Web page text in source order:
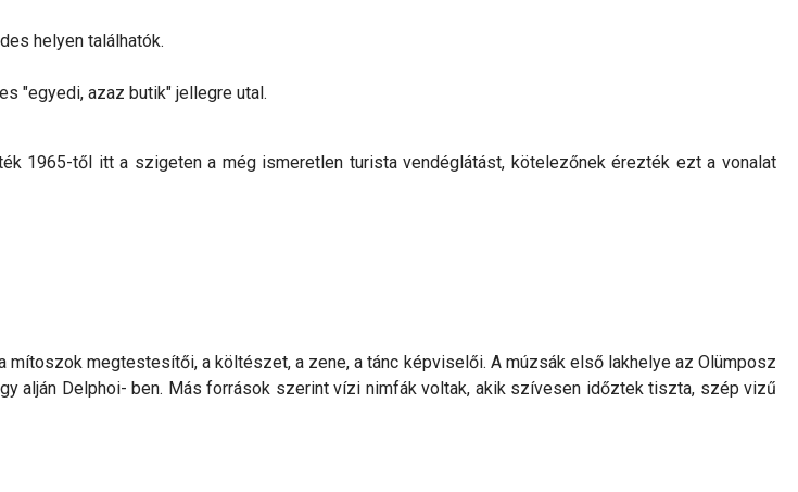
helyen találhatók.
"egyedi, azaz butik" jellegre utal.
1965-től itt a szigeten a még ismeretlen turista vendéglátást, kötelezőnek érezték ezt a vonalat
megtestesítői, a költészet, a zene, a tánc képviselői. A múzsák első lakhelye az Olümposz
alján Delphoi- ben. Más források szerint vízi nimfák voltak, akik szívesen időztek tiszta, szép vizű